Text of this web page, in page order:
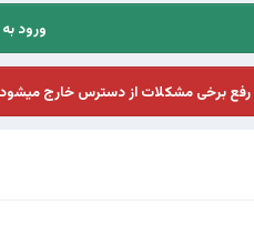
ورود
برخی مشکلات از دسترس خارج